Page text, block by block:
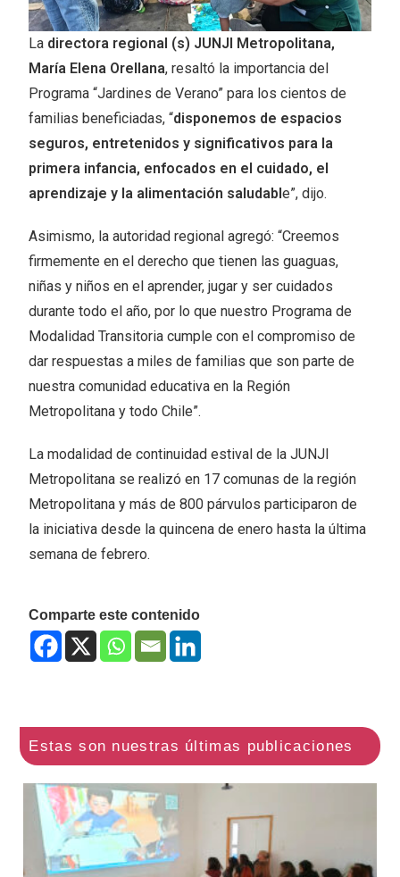
La directora regional (s) JUNJI Metropolitana,
María Elena Orellana, resaltó la importancia del
Programa “Jardines de Verano” para los cientos de
familias beneficiadas, “disponemos de espacios
seguros, entretenidos y significativos para la
primera infancia, enfocados en el cuidado, el
aprendizaje y la alimentación saludable”, dijo.
Asimismo, la autoridad regional agregó: “Creemos
firmemente en el derecho que tienen las guaguas,
niñas y niños en el aprender, jugar y ser cuidados
durante todo el año, por lo que nuestro Programa de
Modalidad Transitoria cumple con el compromiso de
dar respuestas a miles de familias que son parte de
nuestra comunidad educativa en la Región
Metropolitana y todo Chile”.
La modalidad de continuidad estival de la JUNJI
Metropolitana se realizó en 17 comunas de la región
Metropolitana y más de 800 párvulos participaron de
la iniciativa desde la quincena de enero hasta la última
semana de febrero.
Comparte este contenido